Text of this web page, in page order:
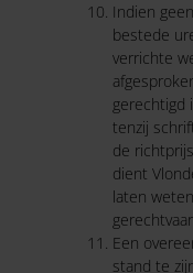
Indien
bestede
verrichte
gerechtigd
tenzij
de
dient
laten
Een
stand te